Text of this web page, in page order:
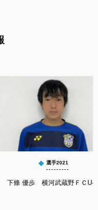
選手2021
下條 優歩 横河武蔵野ＦＣU-